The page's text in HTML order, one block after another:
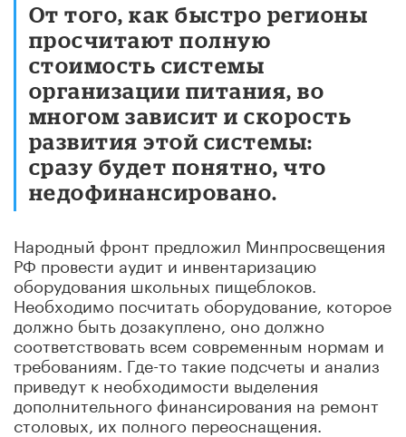
От того, как быстро регионы
просчитают полную
стоимость системы
организации питания, во
многом зависит и скорость
развития этой системы:
сразу будет понятно, что
недофинансировано.
Народный фронт предложил Минпросвещения
РФ провести аудит и инвентаризацию
оборудования школьных пищеблоков.
Необходимо посчитать оборудование, которое
должно быть дозакуплено, оно должно
соответствовать всем современным нормам и
требованиям. Где-то такие подсчеты и анализ
приведут к необходимости выделения
дополнительного финансирования на ремонт
столовых, их полного переоснащения.